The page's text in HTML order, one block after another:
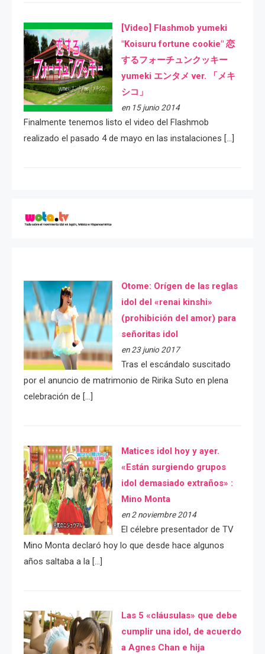
[Video] Flashmob yumeki
"Koisuru fortune cookie" 恋
するフォーチュンクッキー
yumeki エンタメ ver. 「メキ
シコ」
en 15 junio 2014
Finalmente tenemos listo el video del Flashmob
realizado el pasado 4 de mayo en las instalaciones […]
Otome: Orígen de las reglas
idol del «renai kinshi»
(prohibición del amor) para
señoritas idol
en 23 junio 2017
Tras el escándalo suscitado
por el anuncio de matrimonio de Ririka Suto en plena
celebración de […]
Matices idol hoy y ayer.
«Están surgiendo grupos
idol demasiado extraños» :
Mino Monta
en 2 noviembre 2014
El célebre presentador de TV
Mino Monta declaró hoy lo que desde hace algunos
años saltaba a la […]
Las 5 «cláusulas» que debe
cumplir una idol, de acuerdo
a Agnes Chan e hija